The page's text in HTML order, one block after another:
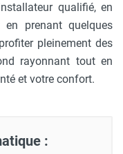
qualifié, en
prenant quelques
pleinement des
rayonnant tout en
et votre confort.
: